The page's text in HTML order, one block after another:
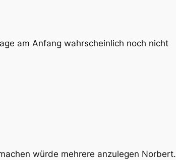
am Anfang wahrscheinlich noch nicht
würde mehrere anzulegen Norbert.